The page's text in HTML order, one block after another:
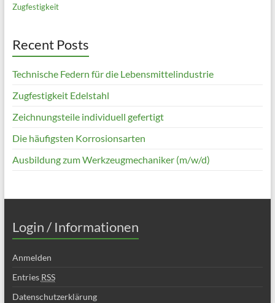
Zugfestigkeit
Recent Posts
Technische Federn für die Lebensmittelindustrie
Zugfestigkeit Edelstahl
Zeichnungsteile individuell gefertigt
Die häufigsten Korrosionsarten
Ausbildung zum Werkzeugmechaniker (m/w/d)
Login / Informationen
Anmelden
Entries RSS
Datenschutzerklärung